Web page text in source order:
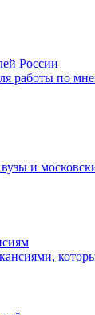
России
работы по
и